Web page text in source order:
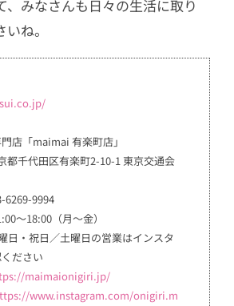
、みなさんも日々の生活に取り
ね。
店「maimai 有楽町店」
代田区有楽町2-10-1 東京交通会
6269-9994
～18:00（月～金）
・祝日／土曜日の営業はインスタ
ださい
maimaionigiri.jp/
www.instagram.com/onigiri.m